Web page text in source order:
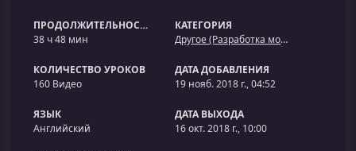
ПРОДОЛЖИТЕЛЬНОСТЬ
38 ч 48 мин
КАТЕГОРИЯ
Другое (Разработка мобильных приложений)
КОЛИЧЕСТВО УРОКОВ
160 Видео
ДАТА ДОБАВЛЕНИЯ
19 нояб. 2018 г., 04:52
ЯЗЫК
Английский
ДАТА ВЫХОДА
16 окт. 2018 г., 10:00